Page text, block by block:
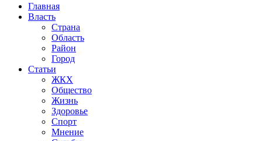
Главная
Власть
Страна
Область
Район
Город
Статьи
ЖКХ
Общество
Жизнь
Здоровье
Спорт
Мнение